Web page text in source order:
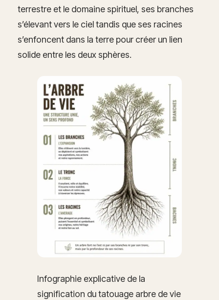
terrestre et le domaine spirituel, ses branches
s’élevant vers le ciel tandis que ses racines
s’enfoncent dans la terre pour créer un lien
solide entre les deux sphères.
Infographie explicative de la
signification du tatouage arbre de vie